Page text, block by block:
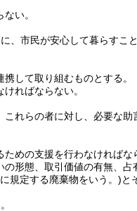
い。
、市民が安心して暮らすこ
して取り組むものとする。
ればならない。
れらの者に対し、必要な助
めの支援を行わなければな
形態、取引価値の有無、占
規定する廃棄物をいう。)と